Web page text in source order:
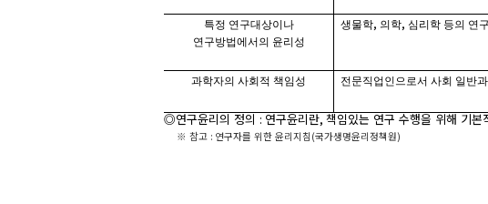
특정 연구대상이나
연구방법에서의 윤리성
생물학, 의학, 심리학 등의 연
과학자의 사회적 책임성 전문직업인으로서 사회 일반
◎연구윤리의 정의:연구윤리란,책임있는 연구 수행을 위해 기
※ 참고 : 연구자를 위한 윤리지침 (국가생명윤리정책원)